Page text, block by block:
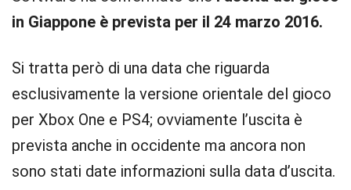
in Giappone è prevista per il 24 marzo 2016.
Si tratta però di una data che riguarda
esclusivamente la versione orientale del gioco
per Xbox One e PS4; ovviamente l’uscita è
prevista anche in occidente ma ancora non
sono stati date informazioni sulla data d’uscita.